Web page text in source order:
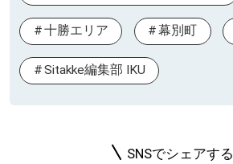
十勝エリア 幕別町
Sitakke編集部 IKU
SNSでシェアする